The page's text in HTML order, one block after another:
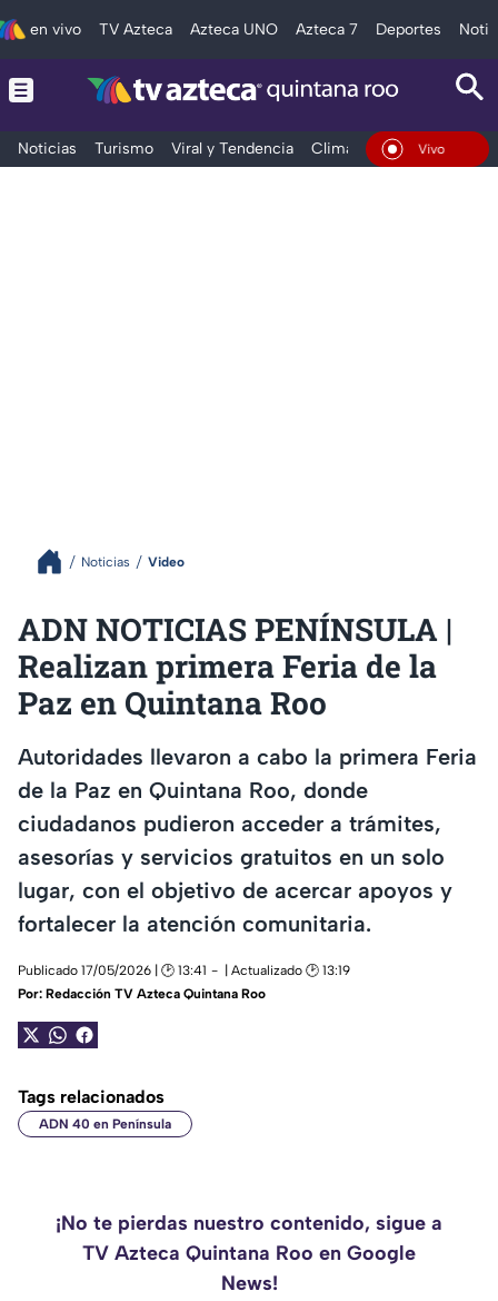
en vivo TV Azteca Azteca UNO Azteca 7 Deportes
Noticias Turismo Viral y Tendencia Clima Tráfico
En Vivo
Noticias Video
ADN NOTICIAS PENÍNSULA |
Realizan primera Feria de la
Paz en Quintana Roo
Autoridades llevaron a cabo la primera Feria
de la Paz en Quintana Roo, donde
ciudadanos pudieron acceder a trámites,
asesorías y servicios gratuitos en un solo
lugar, con el objetivo de acercar apoyos y
fortalecer la atención comunitaria.
Publicado 17/05/2026 | 🕑 13:41
| Actualizado 🕑 13:19
Por: Redacción TV Azteca Quintana Roo
Tags relacionados
ADN 40 en Península
¡No te pierdas nuestro contenido, sigue a
TV Azteca Quintana Roo en Google
News!